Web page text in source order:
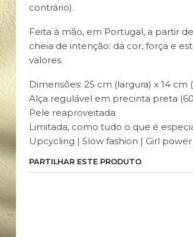
contrário).
Feita à mão, em Portugal, a partir
cheia de intenção: dá cor, força e
valores.
Dimensões: 25 cm (largura) x 14 cm
Alça regulável em precinta preta
Pele reaproveitada
Limitada, como tudo o que é
Upcycling | Slow fashion | Girl power
PARTILHAR ESTE PRODUTO